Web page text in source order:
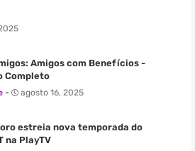
Amigos com Benefícios -
Completo
agosto 16, 2025
estreia nova temporada do
na PlayTV